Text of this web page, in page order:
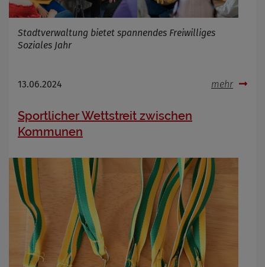
Stadtverwaltung bietet spannendes Freiwilliges
Soziales Jahr
13.06.2024 mehr
Sportlicher Wettstreit zwischen
Kommunen